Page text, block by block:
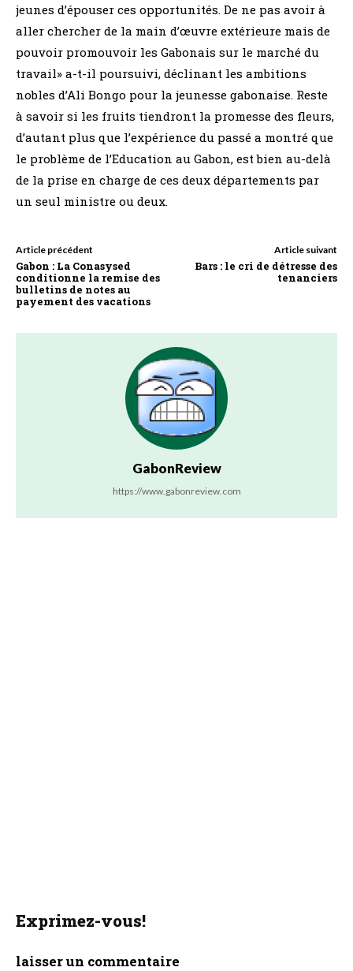
jeunes d’épouser ces opportunités. De ne pas avoir à
aller chercher de la main d’œuvre extérieure mais de
pouvoir promouvoir les Gabonais sur le marché du
travail» a-t-il poursuivi, déclinant les ambitions
nobles d’Ali Bongo pour la jeunesse gabonaise. Reste
à savoir si les fruits tiendront la promesse des fleurs,
d’autant plus que l’expérience du passé a montré que
le problème de l’Education au Gabon, est bien au-delà
de la prise en charge de ces deux départements par
un seul ministre ou deux.
Article précédent
Gabon : La Conasysed
conditionne la remise des
bulletins de notes au
payement des vacations
Article suivant
Bars : le cri de détresse des
tenanciers
GabonReview
https://www.gabonreview.com
Exprimez-vous!
laisser un commentaire